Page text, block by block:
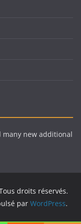
many new additional
droits réservés.
par WordPress.